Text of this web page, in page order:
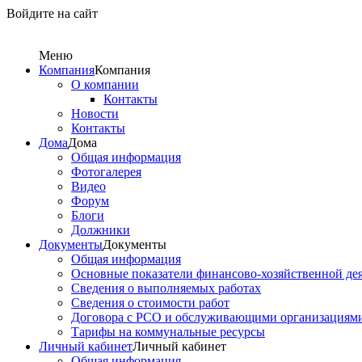
Войдите на сайт
Меню
КомпанияКомпания
О компании
Контакты
Новости
Контакты
ДомаДома
Общая информация
Фотогалерея
Видео
Форум
Блоги
Должники
ДокументыДокументы
Общая информация
Основные показатели финансово-хозяйственной
Сведения о выполняемых работах
Сведения о стоимости работ
Договора с РСО и обслуживающими
Тарифы на коммунальные ресурсы
Личный кабинетЛичный кабинет